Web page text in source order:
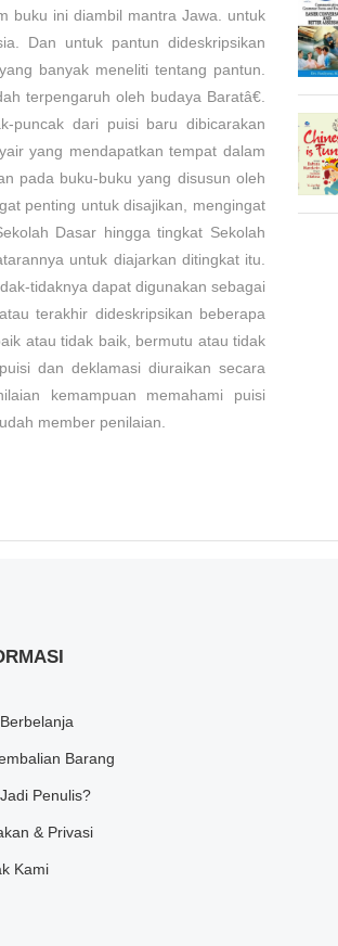
buku ini diambil mantra Jawa. untuk
Dan untuk pantun dideskripsikan
banyak meneliti tentang pantun.
terpengaruh oleh budaya Baratâ€.
puncak dari puisi baru dibicarakan
yang mendapatkan tempat dalam
pada buku-buku yang disusun oleh
penting untuk disajikan, mengingat
Dasar hingga tingkat Sekolah
untuk diajarkan ditingkat itu.
tidaknya dapat digunakan sebagai
terakhir dideskripsikan beberapa
atau tidak baik, bermutu atau tidak
dan deklamasi diuraikan secara
kemampuan memahami puisi
member penilaian.
Barang
Penulis?
& Privasi
Kami